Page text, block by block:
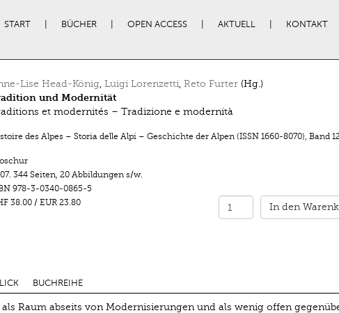
START BÜCHER OPEN ACCESS AKTUELL KONTAKT
Lise Head-König, Luigi Lorenzetti, Reto Furter(Hg.)
und Modernität
et modernités – Tradizione e modernità
des Alpes – Storia delle Alpi – Geschichte der Alpen (ISSN 1660-8070), Band
344 Seiten, 20 Abbildungen s/w.
978-3-0340-0865-5
38.00/ EUR 23.80 In den
BUCHREIHE
Raum abseits von Modernisierungen und als wenig offen